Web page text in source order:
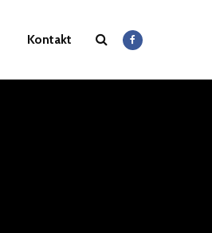
Kontakt